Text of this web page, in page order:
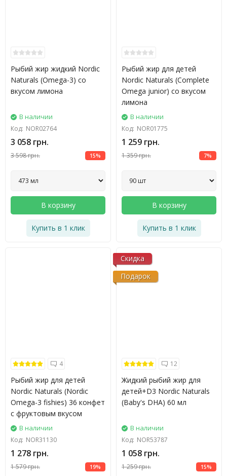
Рыбий жир жидкий Nordic
Naturals (Omega-3) со
вкусом лимона
В наличии
Код: NOR02764
3 058 грн.
3 598 грн. 15%
В корзину
Купить в 1 клик
Рыбий жир для детей
Nordic Naturals (Complete
Omega junior) со вкусом
лимона
В наличии
Код: NOR01775
1 259 грн.
1 359 грн. 7%
В корзину
Купить в 1 клик
4
Рыбий жир для детей
Nordic Naturals (Nordic
Omega-3 fishies) 36 конфет
с фруктовым вкусом
В наличии
Код: NOR31130
1 278 грн.
1 579 грн. 19%
Скидка
Подарок
12
Жидкий рыбий жир для
детей+D3 Nordic Naturals
(Baby's DHA) 60 мл
В наличии
Код: NOR53787
1 058 грн.
1 259 грн. 15%